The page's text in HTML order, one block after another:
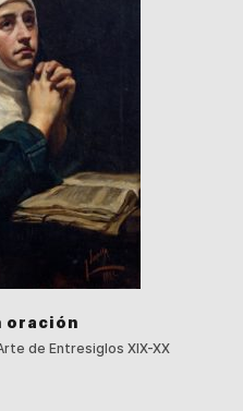
oración
de Entresiglos XIX-XX